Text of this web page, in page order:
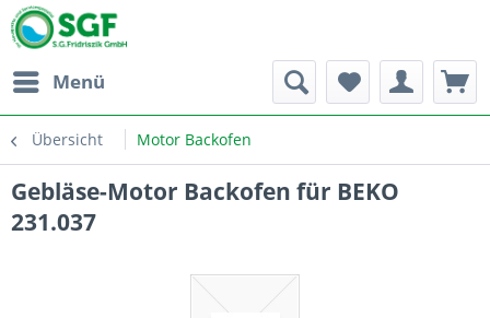
Menü
Übersicht Motor Backofen
Gebläse-Motor Backofen für BEKO
231.037